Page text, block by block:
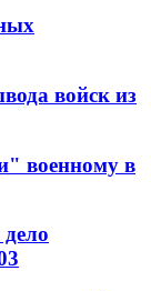
войск из
военному в